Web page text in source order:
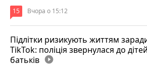
15 Вчора о 15:12
Підлітки ризикують життям
TikTok: поліція звернулася до
батьків play_circle_filled